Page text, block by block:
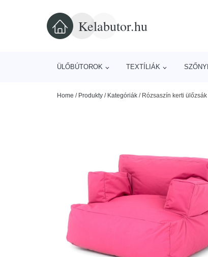
Kelabutor.hu
ÜLŐBÚTOROK TEXTÍLIÁK
Home / Produkty / Kategóriák / Rózsaszín kerti